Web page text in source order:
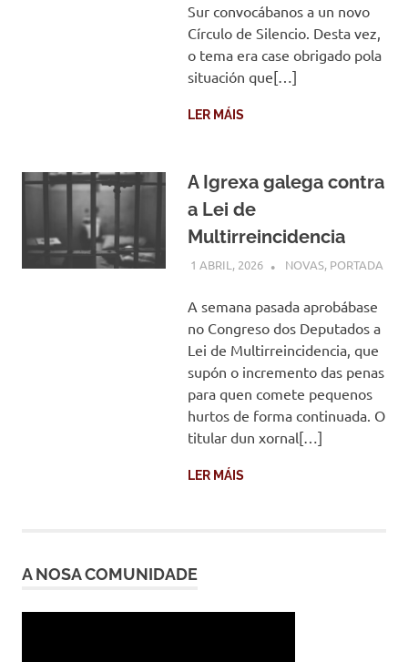
Sur convocábanos a un novo
Círculo de Silencio. Desta vez,
o tema era case obrigado pola
situación que[…]
LER MÁIS
A Igrexa galega contra
a Lei de
Multirreincidencia
1 ABRIL, 2026 COMUNIDADE
NOVAS, PORTADA
A semana pasada aprobábase
no Congreso dos Deputados a
Lei de Multirreincidencia, que
supón o incremento das penas
para quen comete pequenos
hurtos de forma continuada. O
titular dun xornal[…]
LER MÁIS
A NOSA COMUNIDADE